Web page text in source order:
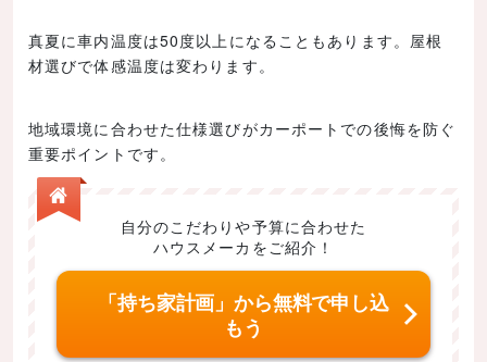
真夏に車内温度は50度以上になることもあります。屋根
材選びで体感温度は変わります。
地域環境に合わせた仕様選びがカーポートでの後悔を防ぐ
重要ポイントです。
自分のこだわりや予算に合わせた
ハウスメーカをご紹介！
「持ち家計画」から無料で申し込
もう